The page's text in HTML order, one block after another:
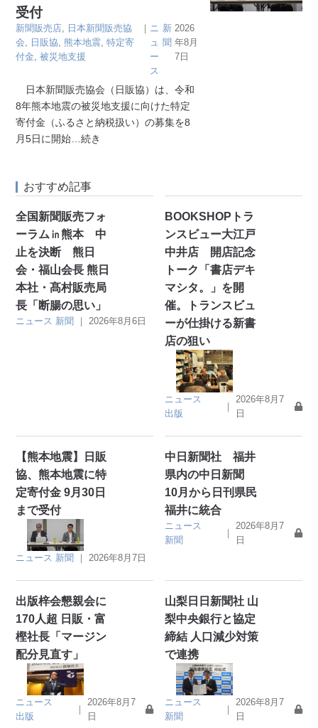
受付
新聞販売店, 日本新聞販売協
会, 日販協, 熊本地震,特定寄
付金,被災地支援
｜ ニ
ュ
ー
ス
新
聞
2026
年8月
7日
日本新聞販売協会（日販協）は、令和
8年熊本地震の被災地支援に向けた特定
寄付金（ふるさと納税扱い）の募集を8
月5日に開始 …続き
おすすめ記事
全国新聞販売フォ
ーラム㏌熊本 中
止を決断 熊日
会・福山会長 熊日
本社・髙村販売局
長「断腸の思い」
ニュース 新聞 ｜2026年8月6日
BOOKSHOPトラ
ンスビュー大江戸
中井店 開店記念
トーク「書店デキ
マシタ。」を開
催。トランスビュ
ーが仕掛ける新書
店の狙い
ニュース
出版
｜
2026年8月7
日
【熊本地震】日販
協、熊本地震に特
定寄付金 9月30日
まで受付
ニュース 新聞 ｜2026年8月7日
中日新聞社 福井
県内の中日新聞
10月から日刊県民
福井に統合
ニュース
新聞
｜
2026年8月7
日
出版梓会懇親会に
170人超 日販・富
樫社長「マージン
配分見直す」
ニュース
出版
｜
2026年8月7
日
山梨日日新聞社 山
梨中央銀行と協定
締結 人口減少対策
で連携
ニュース
新聞
｜
2026年8月7
日